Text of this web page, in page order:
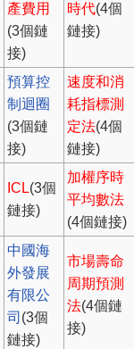
產費用
(3個鏈
接)
時代(4個
鏈接)
預算控
制迴圈
(3個鏈
接)
速度和消
耗指標測
定法(4個
鏈接)
ICL(3個
鏈接)
加權序時
平均數法
(4個鏈接)
中國海
外發展
有限公
司 (3個
鏈接)
市場壽命
周期預測
法(4個鏈
接)